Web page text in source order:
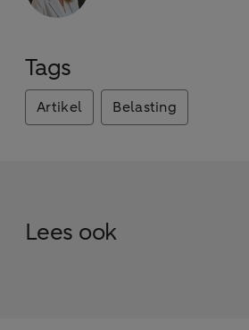
Tags
Artikel Belasting
Lees ook